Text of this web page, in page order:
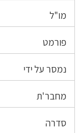
מו"ל
פורמט
נמסר על ידי
מחבר'ת
סדרה